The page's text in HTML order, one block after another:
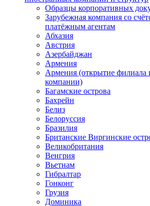
Образцы корпоративных
Зарубежная компания со
платёжным агентам
Абхазия
Австрия
Азербайджан
Армения
Армения (открытие филиала
компании)
Багамские острова
Бахрейн
Белиз
Белоруссия
Бразилия
Британские Виргинские
Великобритания
Венгрия
Вьетнам
Гибралтар
Гонконг
Грузия
Доминика